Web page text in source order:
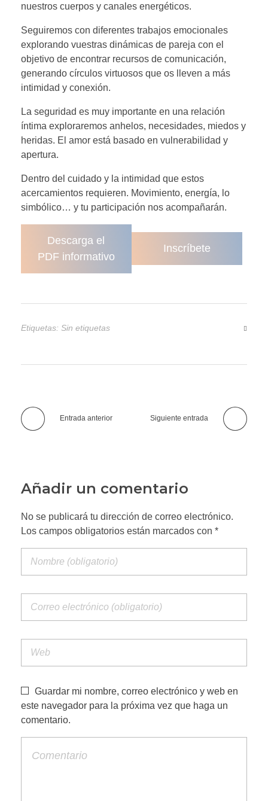
nuestros cuerpos y canales energéticos.
Seguiremos con diferentes trabajos emocionales
explorando vuestras dinámicas de pareja con el
objetivo de encontrar recursos de comunicación,
generando círculos virtuosos que os lleven a más
intimidad y conexión.
La seguridad es muy importante en una relación
íntima exploraremos anhelos, necesidades, miedos y
heridas. El amor está basado en vulnerabilidad y
apertura.
Dentro del cuidado y la intimidad que estos
acercamientos requieren. Movimiento, energía, lo
simbólico… y tu participación nos acompañarán.
Descarga el
PDF informativo
Inscríbete
Etiquetas: Sin etiquetas
Entrada anterior Siguiente entrada
Añadir un comentario
No se publicará tu dirección de correo electrónico.
Los campos obligatorios están marcados con *
Guardar mi nombre, correo electrónico y web en
este navegador para la próxima vez que haga un
comentario.